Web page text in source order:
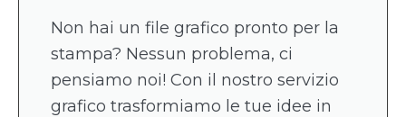
Non hai un file grafico pronto per la
stampa? Nessun problema, ci
pensiamo noi! Con il nostro servizio
grafico trasformiamo le tue idee in